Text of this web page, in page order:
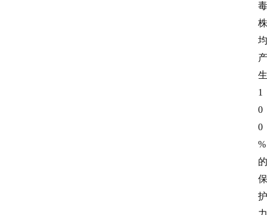
毒
株
均
产
生
1
0
0
%
的
保
护